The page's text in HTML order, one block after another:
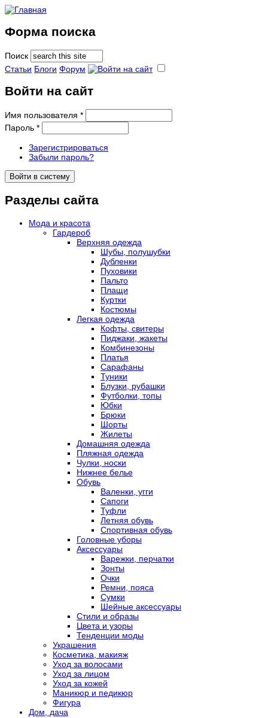
Форма поиска
Поиск
Статьи Блоги Форум
Войти на сайт
Имя пользователя *
Пароль *
Зарегистрироваться
Забыли пароль?
Разделы сайта
Мода и красота
Гардероб
Верхняя одежда
Шубы, полушубки
Дубленки
Пуховики
Пальто
Плащи
Куртки
Костюмы
Легкая одежда
Кофты, свитеры
Пиджаки, жакеты
Комбинезоны
Платья
Сарафаны
Туники
Блузки, рубашки
Футболки, топы
Юбки
Брюки
Шорты
Жилеты
Домашняя одежда
Пляжная одежда
Чулки, носки
Нижнее белье
Обувь
Валенки, угги
Сапоги
Туфли
Летняя обувь
Спортивная обувь
Головные уборы
Аксессуары
Варежки, перчатки
Зонты
Очки
Ремни, пояса
Сумки
Шейные аксессуары
Стили и образы
Цвета и узоры
Тенденции моды
Украшения
Косметика, макияж
Уход за волосами
Уход за лицом
Уход за кожей
Маникюр и педикюр
Фигура
Дом, дача